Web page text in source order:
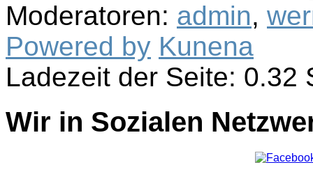
Moderatoren: admin,
Powered by Kunena
Ladezeit der Seite: 0.32
Wir in Sozialen